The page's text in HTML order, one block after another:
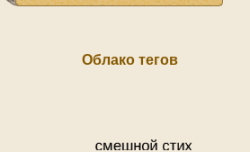
Облако тегов